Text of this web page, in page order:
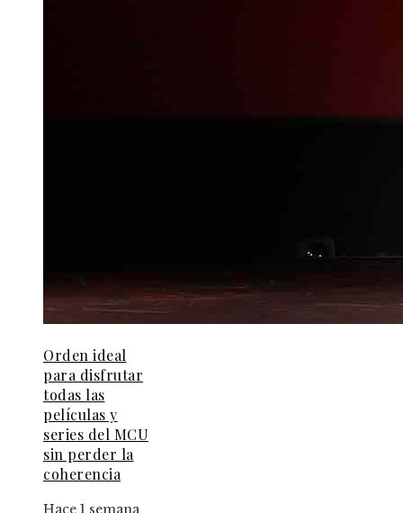
Orden ideal
para disfrutar
todas las
películas y
series del MCU
sin perder la
coherencia
Hace 1 semana